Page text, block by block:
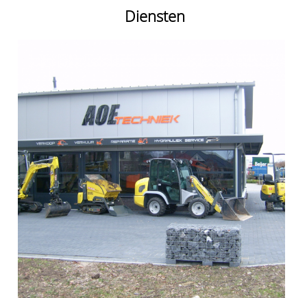
Diensten